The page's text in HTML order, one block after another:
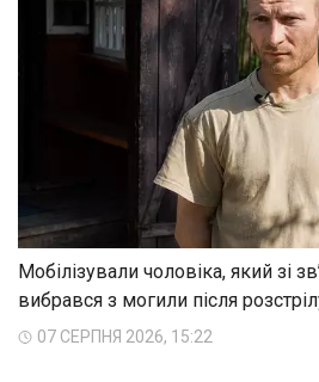
Мобілізували чоловіка, який зі
вибрався з могили після
07 СЕРПНЯ 2026, 15:22